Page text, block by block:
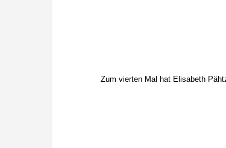
Zum vierten Mal hat Elisabeth